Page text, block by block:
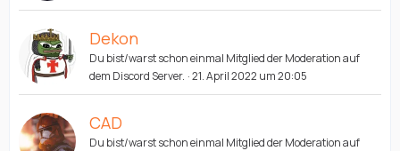
Dekon
Du bist/warst schon einmal Mitglied der Moderation auf
dem Discord Server. 21. April 2022 um 20:05
CAD
Du bist/warst schon einmal Mitglied der Moderation auf